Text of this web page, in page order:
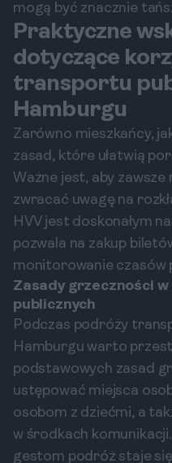
mogą być znacznie
Praktyczne
dotyczące
transportu
Hamburgu
Zarówno mieszkańcy,
zasad, które ułatwią
Ważne jest, aby
zwracać uwagę na
HVV jest doskonałym
pozwala na zakup
monitorowanie czasów
Zasady grzeczności
publicznych
Podczas podróży
Hamburgu warto
podstawowych zasad
ustępować miejsca
osobom z dziećmi, a
w środkach
gestom podróż staje